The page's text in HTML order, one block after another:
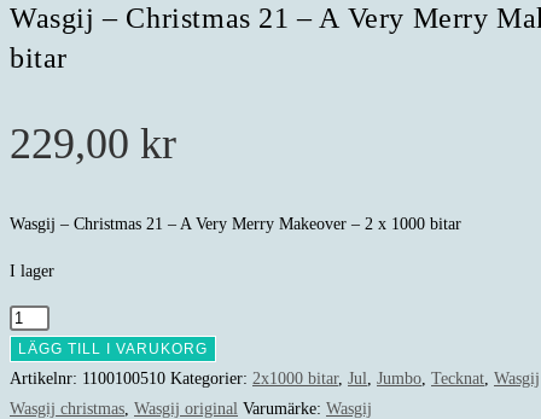
Wasgij – Christmas 21 – A Very Merry
bitar
229,00 kr
Wasgij – Christmas 21 – A Very Merry Makeover – 2 x 1000 bitar
I lager
Wasgij
Christmas
21
LÄGG TILL I VARUKORG
Artikelnr: 1100100510 Kategorier: 2x1000 bitar, Jul Jumbo Tecknat Wasgij
Wasgij christmas Wasgij original Varumärke: Wasgij